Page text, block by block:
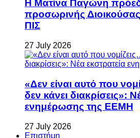
Η Ματίνα Παγώνη
προσωρινής
ΠΙΣ
27 July 2026
«Δεν είναι αυτό που
δεν κάνει διακρίσεις»:
ενημέρωσης της ΕΕΜΗ
27 July 2026
Επιστήμη